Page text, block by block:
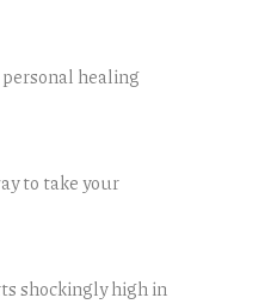
healing
to take your
shockingly high in